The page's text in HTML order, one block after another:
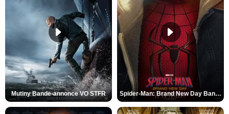
Mutiny Bande-annonce VO STFR Spider-Man: Brand New Day Bande-annonce VO STFR